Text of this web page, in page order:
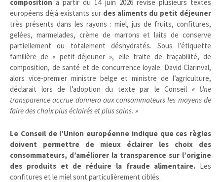
composition à partir du 14 juin 2026 révise plusieurs textes
européens déjà existants sur des aliments du petit déjeuner
très présents dans les rayons : miel, jus de fruits, confitures,
gelées, marmelades, crème de marrons et laits de conserve
partiellement ou totalement déshydratés. Sous l’étiquette
familière de « petit-déjeuner », elle traite de traçabilité, de
composition, de santé et de concurrence loyale. David Clarinval,
alors vice-premier ministre belge et ministre de l’agriculture,
déclarait lors de l’adoption du texte par le Conseil « Une
transparence accrue donnera aux consommateurs les moyens de
faire des choix plus éclairés et plus sains. »
Le Conseil de l’Union européenne indique que ces règles
doivent permettre de mieux éclairer les choix des
consommateurs, d’améliorer la transparence sur l’origine
des produits et de réduire la fraude alimentaire. Les
confitures et le miel sont particulièrement ciblés.